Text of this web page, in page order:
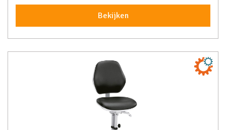
Bekijken